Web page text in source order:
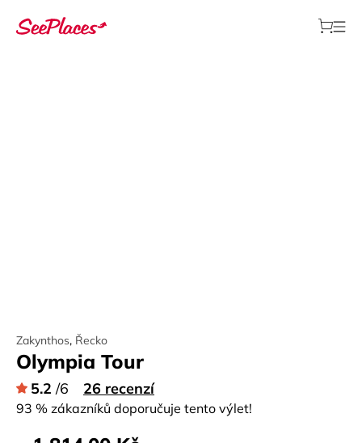
Zakynthos, Řecko
Olympia Tour
5.2 /6 26 recenzí
93 % zákazníků doporučuje tento výlet!